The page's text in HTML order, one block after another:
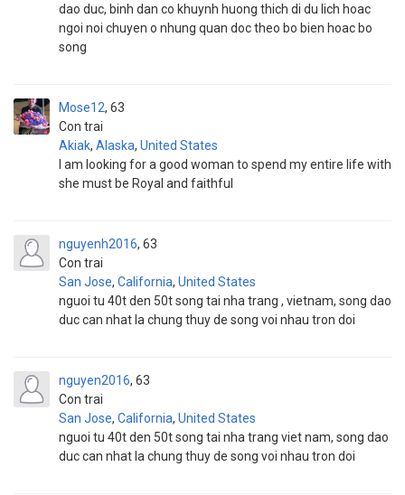
dao duc, binh dan co khuynh huong thich di du lich hoac
ngoi noi chuyen o nhung quan doc theo bo bien hoac bo
song
Mose12
Con trai
63
Akiak, Alaska, United States
I am looking for a good woman to spend my entire life with
she must be Royal and faithful
nguyenh2016
Con trai
63
San Jose, California, United States
nguoi tu 40t den 50t song tai nha trang , vietnam, song dao
duc can nhat la chung thuy de song voi nhau tron doi
nguyen2016
Con trai
63
San Jose, California, United States
nguoi tu 40t den 50t song tai nha trang viet nam, song dao
duc can nhat la chung thuy de song voi nhau tron doi